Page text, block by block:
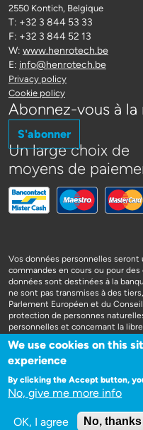
2550 Kontich, Belgique
T: +32 3 844 53 33
F: +32 3 844 52 13
W: www.henrotech.be
E: info@henrotech.be
Privacy policy
Cookie policy
Abonnez-vous à
S'abonner
Un large choix de
moyens de
Vos données personnelles
commandes en cours ou pour
données sont destinées à la
ne sont pas transmises à des
Parlement Européen et du
protection de personnes
personnelles et concernant la
We use cookies on this
experience
By clicking the Accept button,
No, give me more info
OK, I agree No, thanks